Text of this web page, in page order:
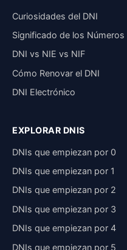
Curiosidades del DNI
Significado de los Números
DNI vs NIE vs NIF
Cómo Renovar el DNI
DNI Electrónico
EXPLORAR DNIS
DNIs que empiezan por 0
DNIs que empiezan por 1
DNIs que empiezan por 2
DNIs que empiezan por 3
DNIs que empiezan por 4
DNIs que empiezan por 5